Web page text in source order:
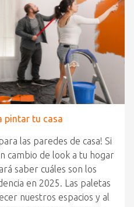
pintar tu casa
las paredes de casa! Si
cambio de look a tu hogar
saber cuáles son los
en 2025. Las paletas
nuestros espacios y al